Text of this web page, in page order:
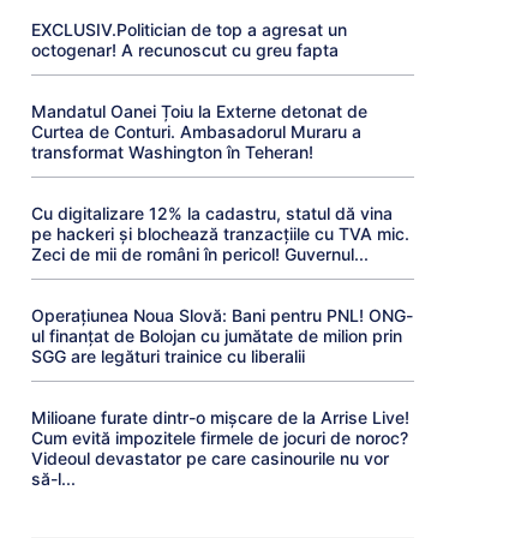
EXCLUSIV.Politician de top a agresat un
octogenar! A recunoscut cu greu fapta
Mandatul Oanei Țoiu la Externe detonat de
Curtea de Conturi. Ambasadorul Muraru a
transformat Washington în Teheran!
Cu digitalizare 12% la cadastru, statul dă vina
pe hackeri și blochează tranzacțiile cu TVA mic.
Zeci de mii de români în pericol! Guvernul...
Operațiunea Noua Slovă: Bani pentru PNL! ONG-
ul finanțat de Bolojan cu jumătate de milion prin
SGG are legături trainice cu liberalii
Milioane furate dintr-o mișcare de la Arrise Live!
Cum evită impozitele firmele de jocuri de noroc?
Videoul devastator pe care casinourile nu vor
să-l...